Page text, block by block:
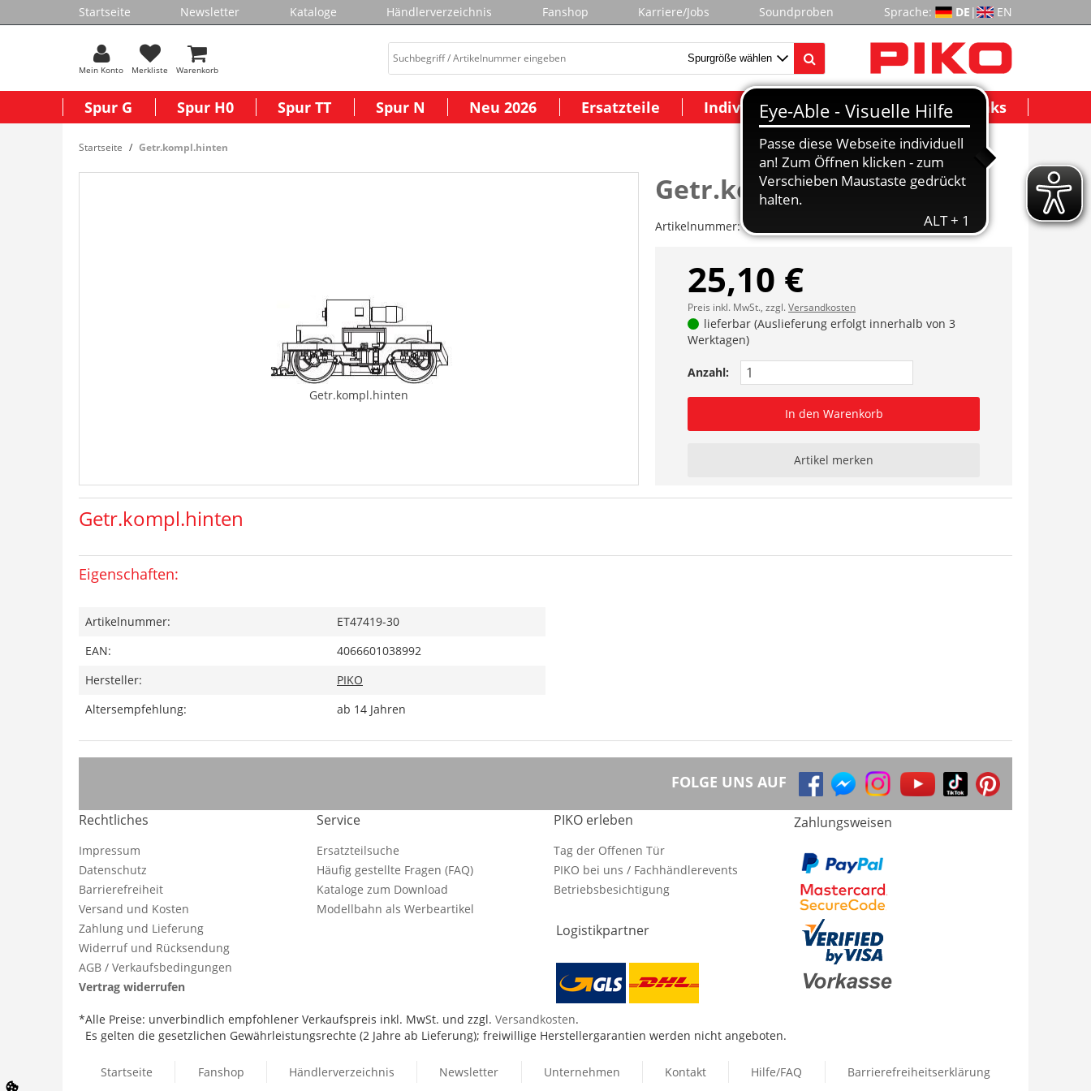
Startseite Newsletter Kataloge Händlerverzeichnis Fanshop Karriere/Jobs Soundproben Sprache: DE | EN
Mein Konto Merkliste Warenkorb
Spur G Spur H0 Spur TT Spur N Neu 2026 Ersatzteile Individuelle Modelle Wichtige Links
Startseite Getr.kompl.hinten
Getr.kompl.hinten
Getr.kompl.hinten
Artikelnummer:ET47419-30
25,10 €
Preis inkl. MwSt., zzgl.Versandkosten
lieferbar (Auslieferung erfolgt innerhalb von 3
Werktagen)
Anzahl:
In den Warenkorb
Artikel merken
Getr.kompl.hinten
Eigenschaften:
Artikelnummer:
ET47419-30
EAN:
4066601038992
Hersteller:
PIKO
Altersempfehlung:
ab 14 Jahren
FOLGE UNS AUF
Rechtliches
Impressum
Datenschutz
Barrierefreiheit
Versand und Kosten
Zahlung und Lieferung
Widerruf und Rücksendung
AGB / Verkaufsbedingungen
Vertrag widerrufen
Service
Ersatzteilsuche
Häufig gestellte Fragen (FAQ)
Kataloge zum Download
Modellbahn als Werbeartikel
PIKO erleben
Tag der Offenen Tür
PIKO bei uns / Fachhändlerevents
Betriebsbesichtigung
Logistikpartner
Zahlungsweisen
*Alle Preise: unverbindlich empfohlener Verkaufspreis inkl. MwSt. und zzgl. Versandkosten.
Es gelten die gesetzlichen Gewährleistungsrechte (2 Jahre ab Lieferung); freiwillige Herstellergarantien werden nicht angeboten.
Startseite Fanshop Händlerverzeichnis Newsletter Unternehmen Kontakt Hilfe/FAQ Barrierefreiheitserklärung